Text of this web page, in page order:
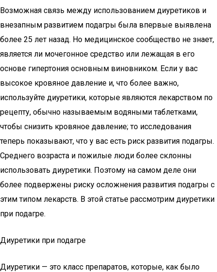
Возможная связь между использованием диуретиков и
внезапным развитием подагры была впервые выявлена ​​
более 25 лет назад. Но медицинское сообщество не знает,
является ли мочегонное средство или лежащая в его
основе гипертония основным виновником. Если у вас
высокое кровяное давление и, что более важно,
используйте диуретики, которые являются лекарством по
рецепту, обычно называемым водяными таблетками,
чтобы снизить кровяное давление; то исследования
теперь показывают, что у вас есть риск развития подагры.
Среднего возраста и пожилые люди более склонны
использовать диуретики. Поэтому на самом деле они
более подвержены риску осложнения развития подагры с
этим типом лекарств. В этой статье рассмотрим диуретики
при подагре.
Диуретики при подагре
Диуретики — это класс препаратов, которые, как было